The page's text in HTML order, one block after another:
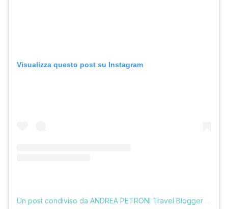
Visualizza questo post su Instagram
Un post condiviso da ANDREA PETRONI Travel Blogger (@vologratis)